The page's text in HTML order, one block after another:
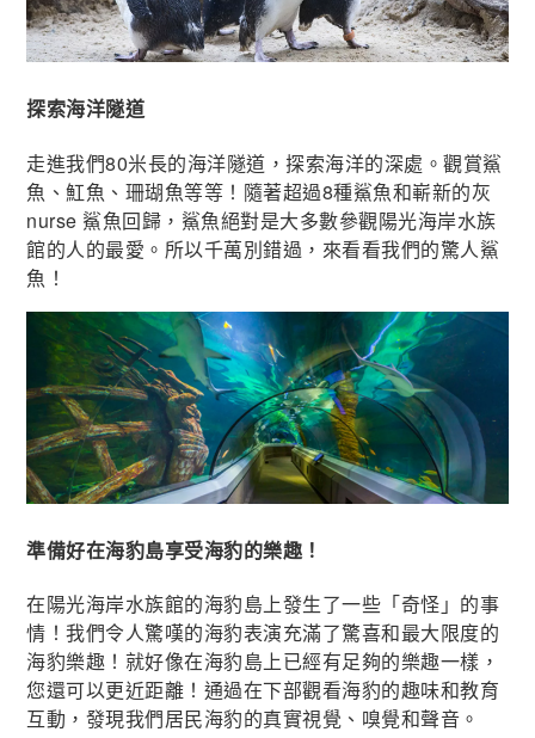
探索海洋隧道
走進我們80米長的海洋隧道，探索海洋的深處。觀賞鯊
魚、魟魚、珊瑚魚等等！隨著超過8種鯊魚和嶄新的灰
nurse 鯊魚回歸，鯊魚絕對是大多數參觀陽光海岸水族
館的人的最愛。所以千萬別錯過，來看看我們的驚人鯊
魚！
準備好在海豹島享受海豹的樂趣！
在陽光海岸水族館的海豹島上發生了一些「奇怪」的事
情！我們令人驚嘆的海豹表演充滿了驚喜和最大限度的
海豹樂趣！就好像在海豹島上已經有足夠的樂趣一樣，
您還可以更近距離！通過在下部觀看海豹的趣味和教育
互動，發現我們居民海豹的真實視覺、嗅覺和聲音。